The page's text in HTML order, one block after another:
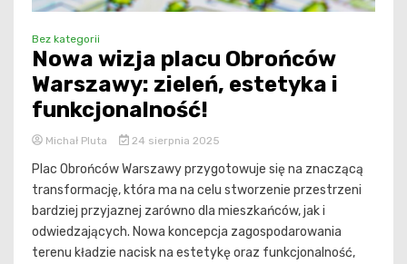
Bez kategorii
Nowa wizja placu Obrońców
Warszawy: zieleń, estetyka i
funkcjonalność!
Michał Pluta 24 sierpnia 2025
Plac Obrońców Warszawy przygotowuje się na znaczącą
transformację, która ma na celu stworzenie przestrzeni
bardziej przyjaznej zarówno dla mieszkańców, jak i
odwiedzających. Nowa koncepcja zagospodarowania
terenu kładzie nacisk na estetykę oraz funkcjonalność,